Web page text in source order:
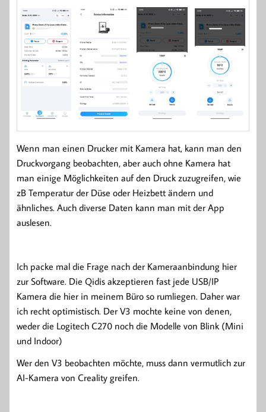
Wenn man einen Drucker mit Kamera hat, kann man den
Druckvorgang beobachten, aber auch ohne Kamera hat
man einige Möglichkeiten auf den Druck zuzugreifen, wie
zB Temperatur der Düse oder Heizbett ändern und
ähnliches. Auch diverse Daten kann man mit der App
auslesen.
Ich packe mal die Frage nach der Kameraanbindung hier
zur Software. Die Qidis akzeptieren fast jede USB/IP
Kamera die hier in meinem Büro so rumliegen. Daher war
ich recht optimistisch. Der V3 mochte keine von denen,
weder die Logitech C270 noch die Modelle von Blink (Mini
und Indoor)
Wer den V3 beobachten möchte, muss dann vermutlich zur
AI-Kamera von Creality greifen.